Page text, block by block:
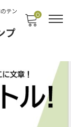
テン
プ
0